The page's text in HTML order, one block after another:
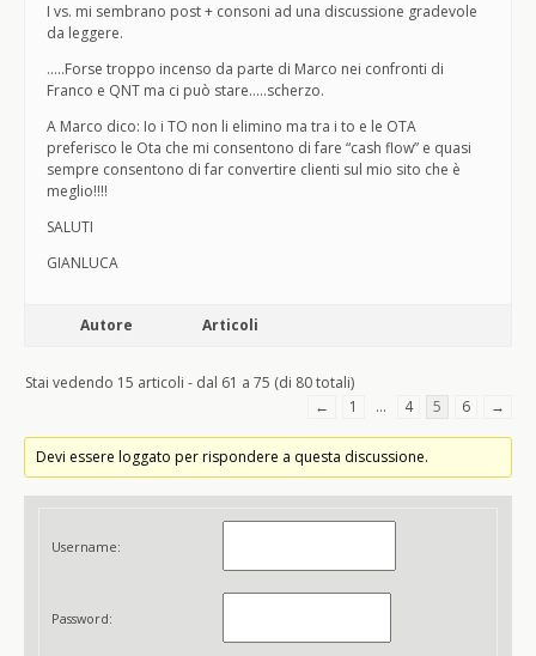
I vs. mi sembrano post + consoni ad una discussione gradevole
da leggere.
…..Forse troppo incenso da parte di Marco nei confronti di
Franco e QNT ma ci può stare…..scherzo.
A Marco dico: Io i TO non li elimino ma tra i to e le OTA
preferisco le Ota che mi consentono di fare “cash flow” e quasi
sempre consentono di far convertire clienti sul mio sito che è
meglio!!!!
SALUTI
GIANLUCA
Autore Articoli
Stai vedendo 15 articoli - dal 61 a 75 (di 80 totali)
←
1 … 4 5 6 →
Devi essere loggato per rispondere a questa discussione.
Username:
Password: